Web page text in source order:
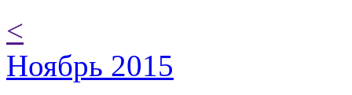
<
Ноябрь 2015